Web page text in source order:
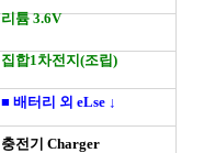
리튬 3.6V
집합1차전지(조립)
■ 배터리 외 eLse ↓
충전기 Charger